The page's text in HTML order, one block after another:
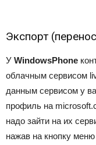
Экспорт
У WindowsPhone
облачным сервисом
данным сервисом у
профиль на
надо зайти на их
нажав на кнопку